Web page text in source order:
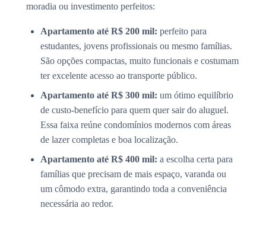
moradia ou investimento perfeitos:
Apartamento até R$ 200 mil: perfeito para
estudantes, jovens profissionais ou mesmo famílias.
São opções compactas, muito funcionais e costumam
ter excelente acesso ao transporte público.
Apartamento até R$ 300 mil: um ótimo equilíbrio
de custo-benefício para quem quer sair do aluguel.
Essa faixa reúne condomínios modernos com áreas
de lazer completas e boa localização.
Apartamento até R$ 400 mil: a escolha certa para
famílias que precisam de mais espaço, varanda ou
um cômodo extra, garantindo toda a conveniência
necessária ao redor.